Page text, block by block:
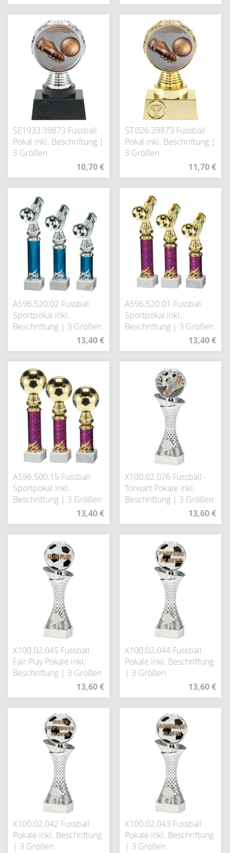
SE1933.39873 Fussball
Pokal inkl. Beschriftung |
3 Größen
10,70 €
ST.026.39873 Fussball
Pokal inkl. Beschriftung |
3 Größen
11,70 €
A596.520.02 Fussball
Sportpokal inkl.
Beschriftung | 3 Größen
13,40 €
A596.520.01 Fussball
Sportpokal inkl.
Beschriftung | 3 Größen
13,40 €
A596.500.15 Fussball
Sportpokal inkl.
Beschriftung | 3 Größen
13,40 €
X100.02.076 Fussball -
Torwart Pokale inkl.
Beschriftung | 3 Größen
13,60 €
X100.02.045 Fussball
Fair Play Pokale inkl.
Beschriftung | 3 Größen
13,60 €
X100.02.044 Fussball
Pokale inkl. Beschriftung
| 3 Größen
13,60 €
X100.02.042 Fussball
Pokale inkl. Beschriftung
| 3 Größen
X100.02.043 Fussball
Pokale inkl. Beschriftung
| 3 Größen